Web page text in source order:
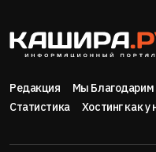
Редакция Мы Благодарим
Статистика
Хостинг как у